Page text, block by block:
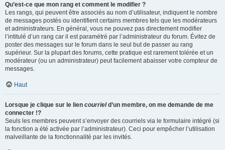
Qu’est-ce que mon rang et comment le modifier ?
Les rangs, qui peuvent être associés au nom d’utilisateur, indiquent le nombre
de messages postés ou identifient certains membres tels que les modérateurs
et administrateurs. En général, vous ne pouvez pas directement modifier
l’intitulé d’un rang car il est paramétré par l’administrateur du forum. Évitez de
poster des messages sur le forum dans le seul but de passer au rang
supérieur. Sur la plupart des forums, cette pratique est rarement tolérée et un
modérateur (ou un administrateur) peut facilement abaisser votre compteur de
messages.
Haut
Lorsque je clique sur le lien courrield’un membre, on me demande de me
connecter !?
Seuls les membres peuvent s’envoyer des courriels via le formulaire intégré (si
la fonction a été activée par l’administrateur). Ceci pour empêcher l’utilisation
malveillante de la fonctionnalité par les invités.